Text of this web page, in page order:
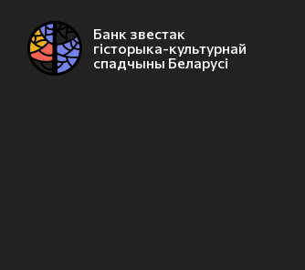
Банк звестак
гісторыка-культурнай
спадчыны Беларусі